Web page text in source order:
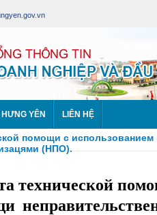
YÊN LIÊN HỆ
помощи с
(НПО).
технической